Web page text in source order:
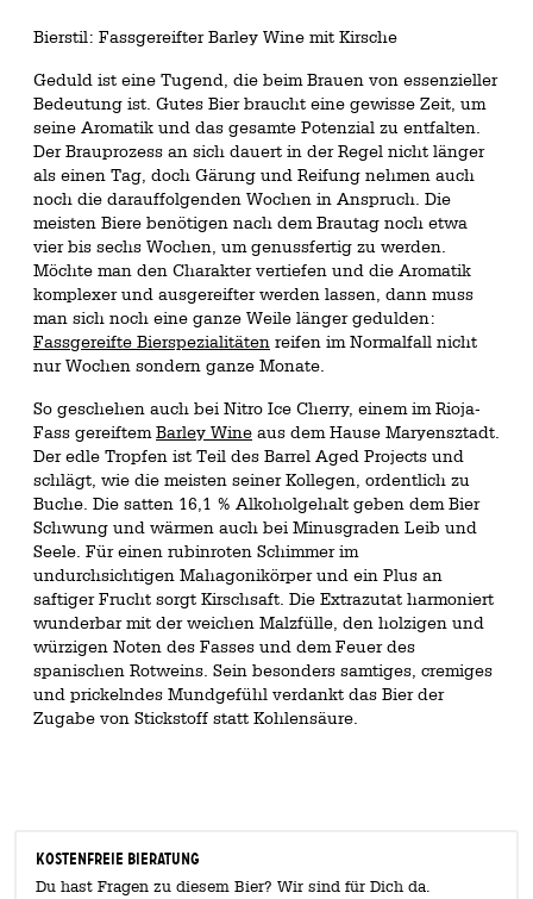
Bierstil: Fassgereifter Barley Wine mit Kirsche
Geduld ist eine Tugend, die beim Brauen von essenzieller
Bedeutung ist. Gutes Bier braucht eine gewisse Zeit, um
seine Aromatik und das gesamte Potenzial zu entfalten.
Der Brauprozess an sich dauert in der Regel nicht länger
als einen Tag, doch Gärung und Reifung nehmen auch
noch die darauffolgenden Wochen in Anspruch. Die
meisten Biere benötigen nach dem Brautag noch etwa
vier bis sechs Wochen, um genussfertig zu werden.
Möchte man den Charakter vertiefen und die Aromatik
komplexer und ausgereifter werden lassen, dann muss
man sich noch eine ganze Weile länger gedulden:
Fassgereifte Bierspezialitäten reifen im Normalfall nicht
nur Wochen sondern ganze Monate.
So geschehen auch bei Nitro Ice Cherry, einem im Rioja-
Fass gereiftem Barley Wine aus dem Hause Maryensztadt.
Der edle Tropfen ist Teil des Barrel Aged Projects und
schlägt, wie die meisten seiner Kollegen, ordentlich zu
Buche. Die satten 16,1 % Alkoholgehalt geben dem Bier
Schwung und wärmen auch bei Minusgraden Leib und
Seele. Für einen rubinroten Schimmer im
undurchsichtigen Mahagonikörper und ein Plus an
saftiger Frucht sorgt Kirschsaft. Die Extrazutat harmoniert
wunderbar mit der weichen Malzfülle, den holzigen und
würzigen Noten des Fasses und dem Feuer des
spanischen Rotweins. Sein besonders samtiges, cremiges
und prickelndes Mundgefühl verdankt das Bier der
Zugabe von Stickstoff statt Kohlensäure.
KOSTENFREIE BIERATUNG
Du hast Fragen zu diesem Bier? Wir sind für Dich da.